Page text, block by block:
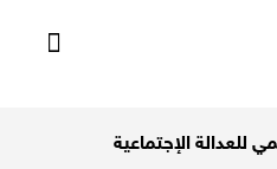
للعدالة الإجتماعية